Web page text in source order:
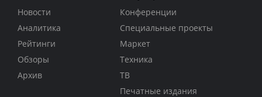
Новости
Аналитика
Рейтинги
Обзоры
Архив
Конференции
Специальные проекты
Маркет
Техника
ТВ
Печатные издания